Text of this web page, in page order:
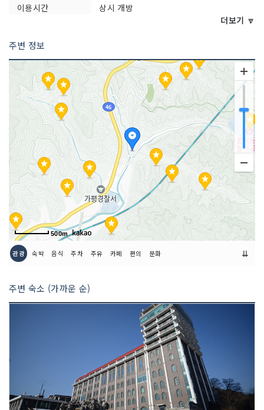
이용시간
상시 개방
더보기 🔽
주변 정보
500m
관광 숙박 음식 주차 주유 카페 편의 문화 ⇊
주변 숙소 (가까운 순)